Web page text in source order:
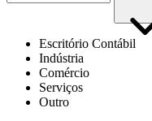
Escritório Contábil
Indústria
Comércio
Serviços
Outro